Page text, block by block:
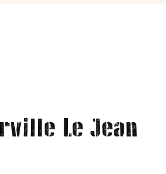
Le Jean